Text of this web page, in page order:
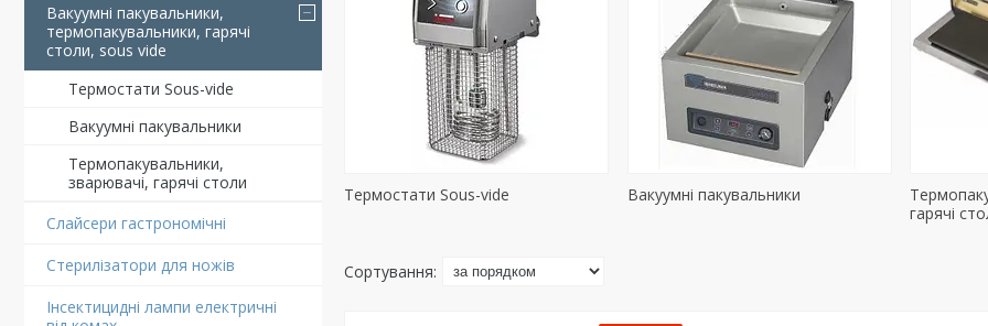
Вакуумні пакувальники,
термопакувальники, гарячі
столи, sous vide
Термостати Sous-vide
Вакуумні пакувальники
Термопакувальники,
зварювачі, гарячі столи
Слайсери гастрономічні
Стерилізатори для ножів
Інсектицидні лампи електричні
Термостати Sous-vide Вакуумні пакувальники
гарячі